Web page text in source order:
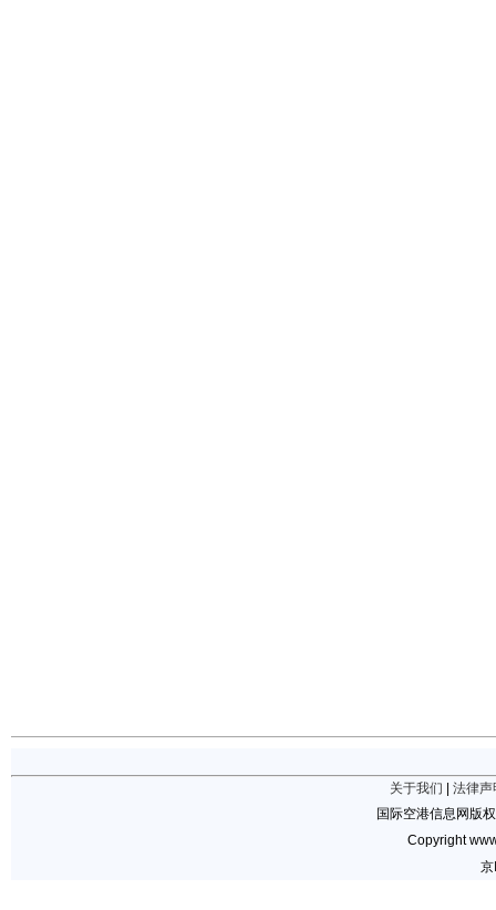
关于我们
法律声
国际空港信息网版
Copyright